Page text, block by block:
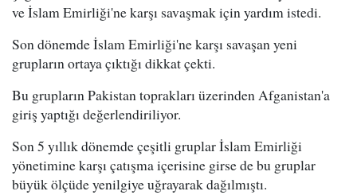
ve İslam Emirliği'ne karşı savaşmak için yardım istedi.
Son dönemde İslam Emirliği'ne karşı savaşan yeni
grupların ortaya çıktığı dikkat çekti.
Bu grupların Pakistan toprakları üzerinden Afganistan'a
giriş yaptığı değerlendiriliyor.
Son 5 yıllık dönemde çeşitli gruplar İslam Emirliği
yönetimine karşı çatışma içerisine girse de bu gruplar
büyük ölçüde yenilgiye uğrayarak dağılmıştı.